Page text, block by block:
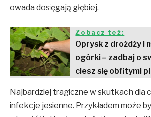
owada dosięgają głębiej.
Zobacz też:
Oprysk z drożdży i
ogórki – zadbaj o
ciesz się obfitymi
Najbardziej tragiczne w skutkach dla
infekcje jesienne. Przykładem może